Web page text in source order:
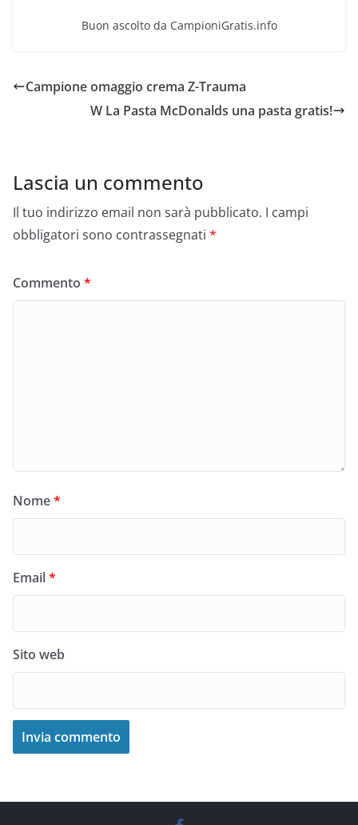
Buon ascolto da CampioniGratis.info
Campione omaggio crema Z-Trauma
W La Pasta McDonalds una pasta gratis!
Lascia un commento
Il tuo indirizzo email non sarà pubblicato. I campi
obbligatori sono contrassegnati *
Commento *
Nome*
Email*
Sito web